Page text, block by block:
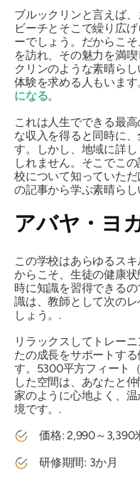
ブルックリンと言えば
ビーチとそこで繰り広
ーでしょう。だからこ
を訪れ、その魅力を満
クリンのような素晴ら
体験を求める人もいます
になる。
これは人生でできる最
な収入を得ると同時に
す。しかし、地域に詳
しれません。そこでこ
校について知っていた
の記事から学ぶ素晴ら
アバヤ・ヨ
この学校はあらゆるス
からこそ、生徒の健康
時に知識を習得できる
識は、教師として次の
しょう。.
リラックスしてトレー
たの成長をサポートす
す。5300平方フィート
した空間は、あなたと
家のように心地よく、
境です。.
価格: 2,990～3,390
研修期間: 3か月